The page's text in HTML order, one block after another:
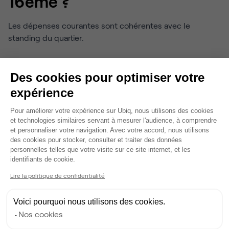
Les dépenses courantes sont cohérentes avec le
standing du quartier.
€ dans une brasserie, et davantage dans les
établissements gastronomiques autour du Trocadéro.
Courses et services
appliquent des tarifs supérieurs de 10 à 15 % à ceux de
l’est parisien.
Transports: le métro et le RER desservent bien le
quartier, mais les trajets en taxi ou VTC vers le centre
restent plus onéreux en raison de la distance.
non seulement le budget des locaux, mais aussi les frais
liés aux déjeuners d’affaires et aux services quotidiens.
Des cookies pour optimiser votre
expérience
Plateforme de Gestion du
Pour améliorer votre expérience sur Ubiq, nous utilisons des cookies
et technologies similaires servant à mesurer l'audience, à comprendre
et personnaliser votre navigation. Avec votre accord, nous utilisons
des cookies pour stocker, consulter et traiter des données
personnelles telles que votre visite sur ce site internet, et les
identifiants de cookie.
Lire la politique de confidentialité
Voici pourquoi nous utilisons des cookies.
Nos cookies